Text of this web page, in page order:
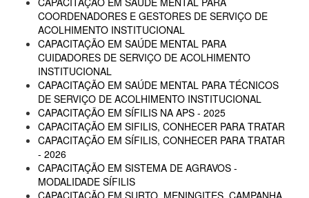
COORDENADORES E GESTORES DE SERVIÇO DE
ACOLHIMENTO INSTITUCIONAL
CAPACITAÇÃO EM SAÚDE MENTAL PARA
CUIDADORES DE SERVIÇO DE ACOLHIMENTO
INSTITUCIONAL
CAPACITAÇÃO EM SAÚDE MENTAL PARA TÉCNICOS
DE SERVIÇO DE ACOLHIMENTO INSTITUCIONAL
CAPACITAÇÃO EM SÍFILIS NA APS - 2025
CAPACITAÇÃO EM SIFILIS, CONHECER PARA TRATAR
CAPACITAÇÃO EM SÍFILIS, CONHECER PARA TRATAR
- 2026
CAPACITAÇÃO EM SISTEMA DE AGRAVOS -
MODALIDADE SÍFILIS
CAPACITAÇÃO EM SURTO, MENINGITES, CAMPANHA